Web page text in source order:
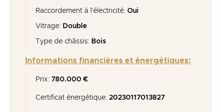
Raccordement à l'électricité: Oui
Vitrage: Double
Type de châssis: Bois
Informations financières et énergétiques:
Prix: 780.000 €
Certificat énergétique: 20230117013827